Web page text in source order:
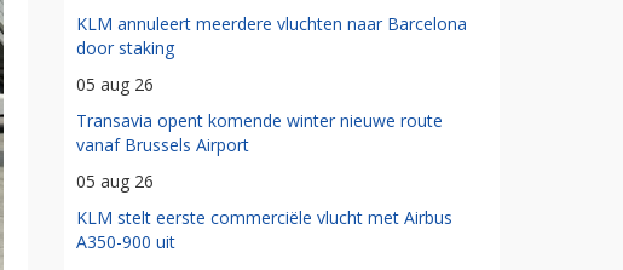
KLM annuleert meerdere vluchten naar Barcelona
door staking
05 aug 26
Transavia opent komende winter nieuwe route
vanaf Brussels Airport
05 aug 26
KLM stelt eerste commerciële vlucht met Airbus
A350-900 uit